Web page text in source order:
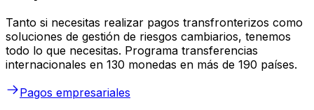
Tanto si necesitas realizar pagos transfronterizos como
soluciones de gestión de riesgos cambiarios, tenemos
todo lo que necesitas. Programa transferencias
internacionales en 130 monedas en más de 190 países.
Pagos empresariales